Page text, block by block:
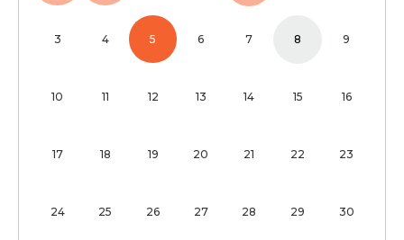
3 4 5 6 7 8 9
10 11 12 13 14 15 16
17 18 19 20 21 22 23
24 25 26 27 28 29 30